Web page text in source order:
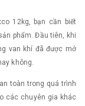
12kg, bạn cần biết
phẩm. Đầu tiên, khi
van khí đã được mở
không.
toàn trong quá trình
các chuyên gia khác